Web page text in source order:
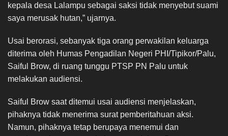
kepala desa Lalampu sebagai saksi tidak menyebut suami
saya merusak hutan,” ujarnya.
Usai berorasi, sebanyak tiga orang perwakilan keluarga
diterima oleh Humas Pengadilan Negeri PHI/Tipikor/Palu,
Saiful Brow, di ruang tunggu PTSP PN Palu untuk
melakukan audiensi.
Saiful Brow saat ditemui usai audiensi menjelaskan,
pihaknya tidak menerima surat pemberitahuan aksi.
Namun, pihaknya tetap berupaya menemui dan